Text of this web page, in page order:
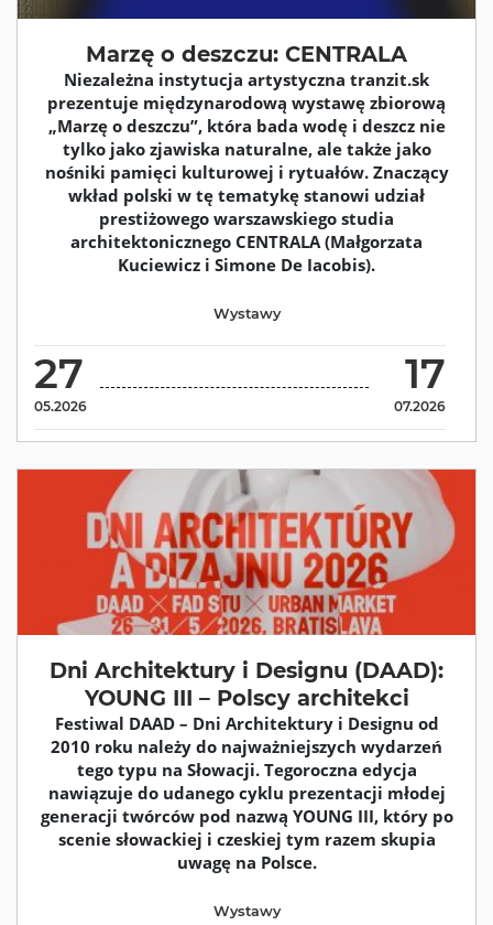
Marzę o deszczu: CENTRALA
Niezależna instytucja artystyczna tranzit.sk
prezentuje międzynarodową wystawę zbiorową
„Marzę o deszczu”, która bada wodę i deszcz nie
tylko jako zjawiska naturalne, ale także jako
nośniki pamięci kulturowej i rytuałów. Znaczący
wkład polski w tę tematykę stanowi udział
prestiżowego warszawskiego studia
architektonicznego CENTRALA (Małgorzata
Kuciewicz i Simone De Iacobis).
27
05.2026
17
07.2026
Wystawy
Dni Architektury i Designu (DAAD):
YOUNG III – Polscy architekci
Festiwal DAAD – Dni Architektury i Designu od
2010 roku należy do najważniejszych wydarzeń
tego typu na Słowacji. Tegoroczna edycja
nawiązuje do udanego cyklu prezentacji młodej
generacji twórców pod nazwą YOUNG III, który po
scenie słowackiej i czeskiej tym razem skupia
uwagę na Polsce.
Wystawy